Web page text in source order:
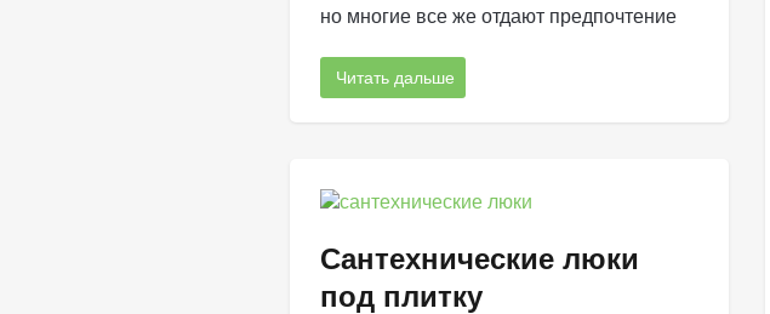
но многие все же отдают предпочтение
Читать дальше
Сантехнические люки
под плитку